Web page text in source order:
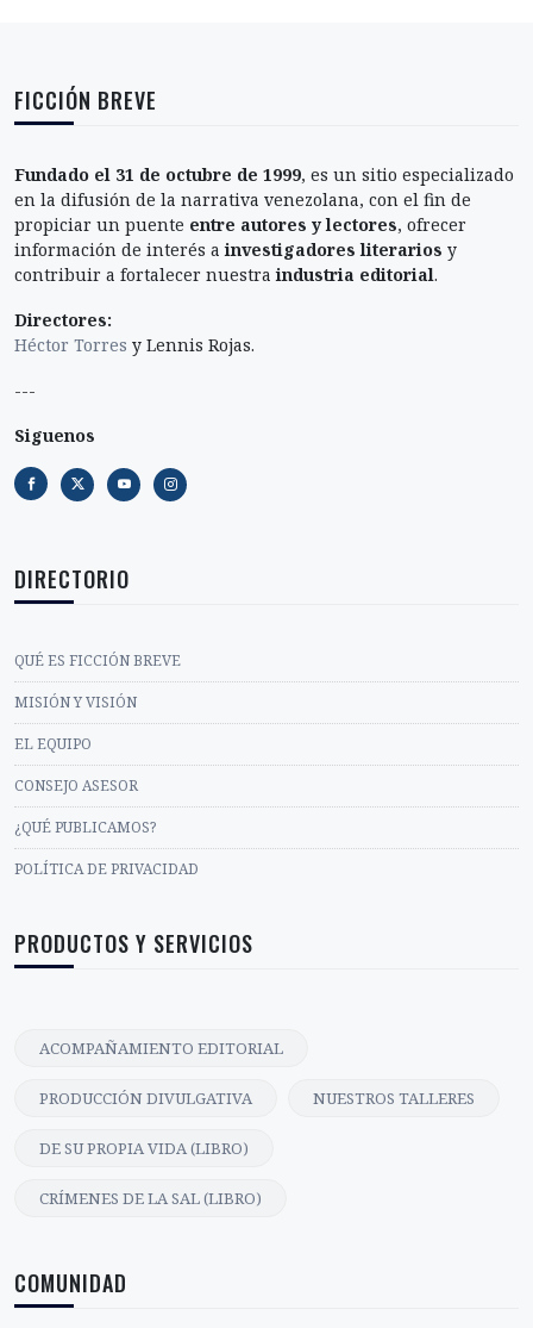
FICCIÓN BREVE
Fundado el 31 de octubre de 1999, es un sitio especializado
en la difusión de la narrativa venezolana, con el fin de
propiciar un puente entre autores y lectores, ofrecer
información de interés ainvestigadores literarios y
contribuir a fortalecer nuestraindustria editorial.
Directores:
Héctor Torres y Lennis Rojas.
---
Siguenos
DIRECTORIO
QUÉ ES FICCIÓN BREVE
MISIÓN Y VISIÓN
EL EQUIPO
CONSEJO ASESOR
¿QUÉ PUBLICAMOS?
POLÍTICA DE PRIVACIDAD
PRODUCTOS Y SERVICIOS
ACOMPAÑAMIENTO EDITORIAL
PRODUCCIÓN DIVULGATIVA NUESTROS TALLERES
DE SU PROPIA VIDA (LIBRO)
CRÍMENES DE LA SAL (LIBRO)
COMUNIDAD